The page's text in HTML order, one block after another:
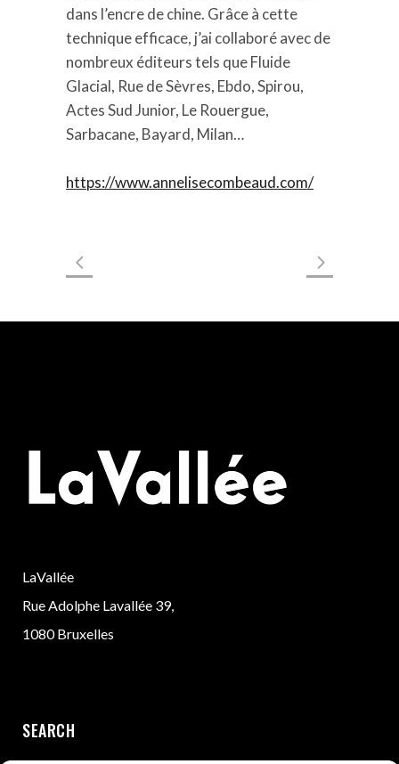
dans l’encre de chine. Grâce à cette
technique efficace, j’ai collaboré avec de
nombreux éditeurs tels que Fluide
Glacial, Rue de Sèvres, Ebdo, Spirou,
Actes Sud Junior, Le Rouergue,
Sarbacane, Bayard, Milan…
https://www.annelisecombeaud.com/
LaVallée
Rue Adolphe Lavallée 39,
1080 Bruxelles
SEARCH